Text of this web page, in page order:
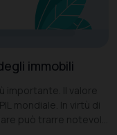
immobili
importante. Il valore
mondiale. In virtù di
può trarre notevoli